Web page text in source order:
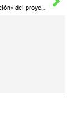
La Junta saca por tercera vez a información pública la «innovación» del proyecto de singular interés Puy du Fou en Toledo